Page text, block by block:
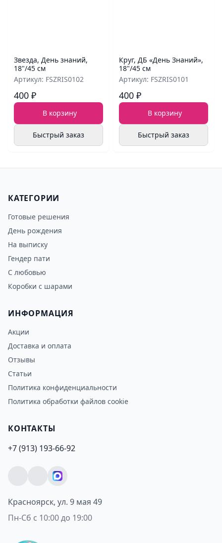
Звезда, День знаний,
18"/45 см
Артикул: FSZRIS0102
400 ₽
В корзину
Быстрый заказ
Круг, ДБ «День Знаний»,
18"/45 см
Артикул: FSZRIS0101
400 ₽
В корзину
Быстрый заказ
КАТЕГОРИИ
Готовые решения
День рождения
На выписку
Гендер пати
С любовью
Коробки с шарами
ИНФОРМАЦИЯ
Акции
Доставка и оплата
Отзывы
Статьи
Политика конфиденциальности
Политика обработки файлов cookie
КОНТАКТЫ
+7 (913) 193-66-92
Красноярск, ул. 9 мая 49
Пн-Сб с 10:00 до 19:00